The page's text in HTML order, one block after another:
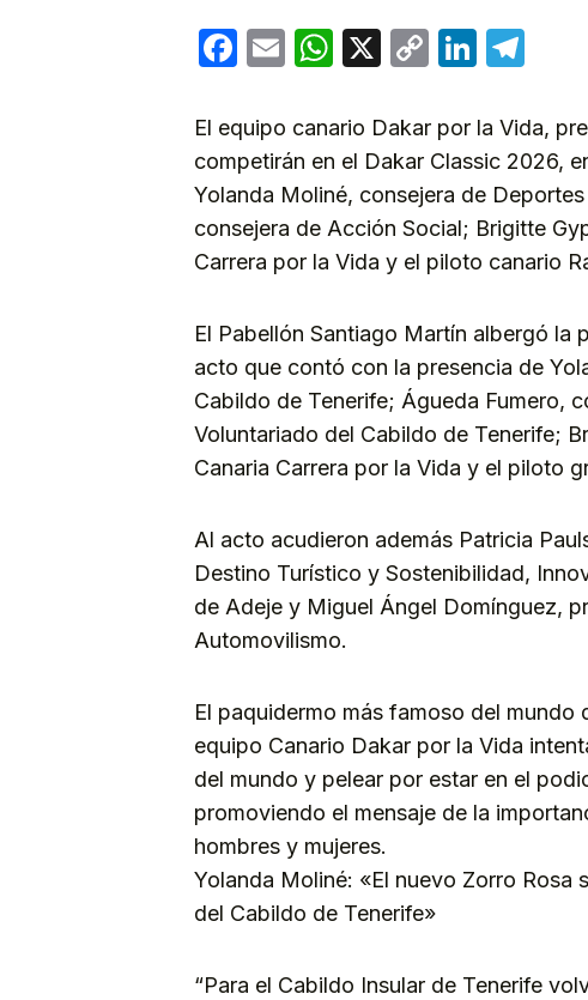
Facebook
EmailWhatsApp
X
Copy
El equipo canario Dakar por la Vida,
competirán en el Dakar Classic 2026,
Yolanda Moliné, consejera de
consejera de Acción Social; Brigitte
Carrera por la Vida y el piloto canario
El Pabellón Santiago Martín albergó la
acto que contó con la presencia de
Cabildo de Tenerife; Águeda Fumero,
Voluntariado del Cabildo de Tenerife;
Canaria Carrera por la Vida y el piloto
Al acto acudieron además Patricia
Destino Turístico y Sostenibilidad,
de Adeje y Miguel Ángel Domínguez,
Automovilismo.
El paquidermo más famoso del
equipo Canario Dakar por la Vida
del mundo y pelear por estar en el
promoviendo el mensaje de la
hombres y mujeres.
Yolanda Moliné: «El nuevo Zorro Rosa
del Cabildo de Tenerife»
“Para el Cabildo Insular de Tenerife